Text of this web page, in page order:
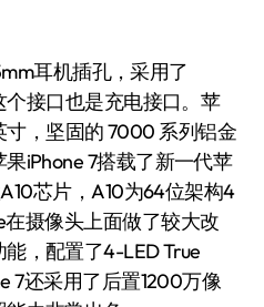
耳机插孔，采用了
接口也是充电接口。苹
寸，坚固的 7000 系列铝金
iPhone 7搭载了新一代苹
芯片，A10为64位架构4
摄像头上面做了较大改
，配置了4-LED True
7还采用了后置1200万像